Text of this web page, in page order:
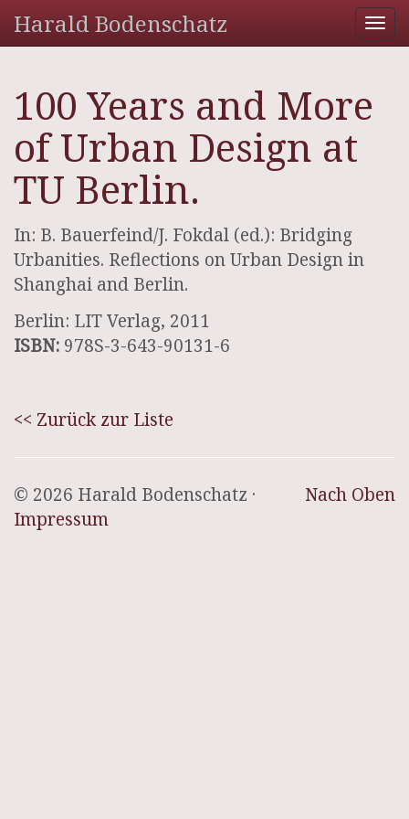
Harald Bodenschatz
100 Years and More
of Urban Design at
TU Berlin.
In: B. Bauerfeind/J. Fokdal (ed.): Bridging
Urbanities. Reflections on Urban Design in
Shanghai and Berlin.
Berlin: LIT Verlag, 2011
ISBN: 978S-3-643-90131-6
<< Zurück zur Liste
Nach Oben
© 2026 Harald Bodenschatz ·
Impressum